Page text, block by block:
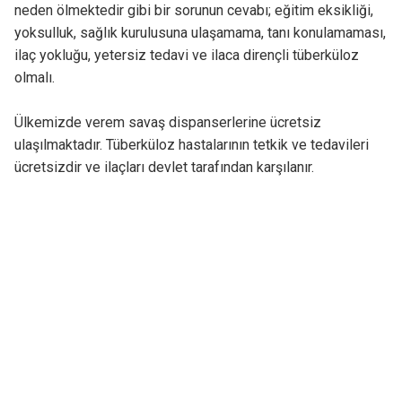
neden ölmektedir gibi bir sorunun cevabı; eğitim eksikliği,
yoksulluk, sağlık kurulusuna ulaşamama, tanı konulamaması,
ilaç yokluğu, yetersiz tedavi ve ilaca dirençli tüberküloz
olmalı.
Ülkemizde verem savaş dispanserlerine ücretsiz
ulaşılmaktadır. Tüberküloz hastalarının tetkik ve tedavileri
ücretsizdir ve ilaçları devlet tarafından karşılanır.